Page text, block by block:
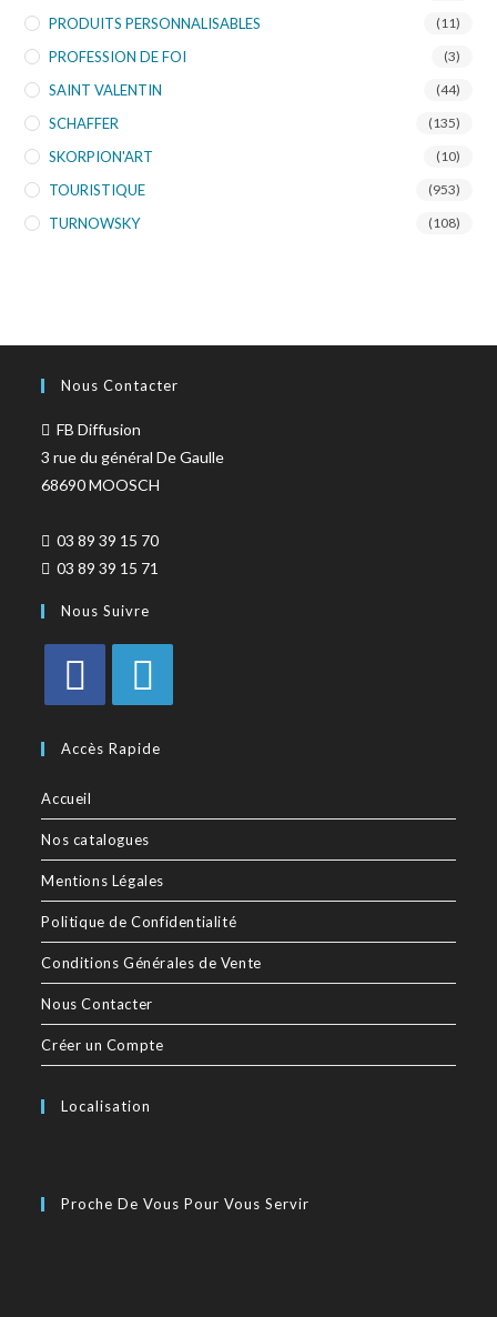
PRODUITS PERSONNALISABLES (11)
PROFESSION DE FOI (3)
SAINT VALENTIN (44)
SCHAFFER (135)
SKORPION'ART (10)
TOURISTIQUE (953)
TURNOWSKY (108)
Nous Contacter
FB Diffusion
3 rue du général De Gaulle
68690 MOOSCH
03 89 39 15 70
03 89 39 15 71
Nous Suivre
Accès Rapide
Accueil
Nos catalogues
Mentions Légales
Politique de Confidentialité
Conditions Générales de Vente
Nous Contacter
Créer un Compte
Localisation
Proche De Vous Pour Vous Servir